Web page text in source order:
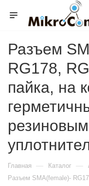
Разъем
RG178,
пайка, на
резиновым
Главная — Каталог —
Разъем SMA(female)-